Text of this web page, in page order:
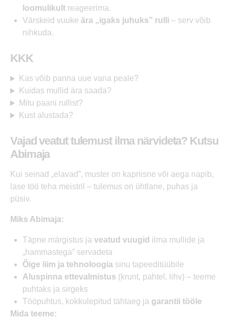
loomulikult reageerima.
Värskeid vuuke ära „igaks juhuks” rulli – serv võib
nihkuda.
KKK
Kas võib panna uue vana peale?
Kuidas mullid ära saada?
Mitu paani rullist?
Kust alustada?
Vajad veatut tulemust ilma närvideta? Kutsu
Abimaja
Kui seinad „elavad”, muster on kapriisne või aega napib,
lase töö teha meistril – tulemus on ühtlane, puhas ja
püsiv.
Miks Abimaja:
Täpne märgistus ja veatud vuugid ilma mullide ja
„hammastega” servadeta
Õige liim ja tehnoloogia sinu tapeeditüübile
Aluspinna ettevalmistus (krunt, pahtel, lihv) – teeme
puhtaks ja sirgeks
Tööpuhtus, kokkulepitud tähtaeg ja garantii tööle
Mida teeme: